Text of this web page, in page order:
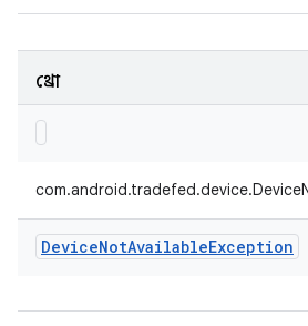
থ্রো
DeviceNotAvailableException